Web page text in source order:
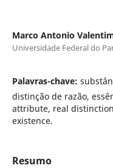
Marco Antonio
Universidade Federal do
Palavras-chave:
distinção de razão,
attribute, real
existence.
Resumo